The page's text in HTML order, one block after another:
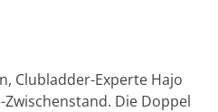
Clubladder-Experte Hajo
Die Doppel